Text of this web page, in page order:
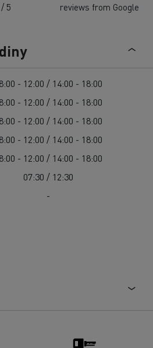
/ 5 reviews from Google
- 12:00 / 14:00 - 18:00
- 12:00 / 14:00 - 18:00
- 12:00 / 14:00 - 18:00
- 12:00 / 14:00 - 18:00
- 12:00 / 14:00 - 18:00
07:30 / 12:30
-